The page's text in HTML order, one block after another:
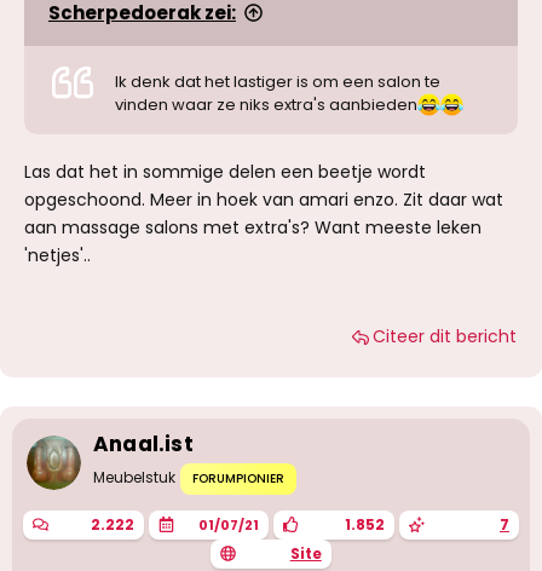
Scherpedoerak zei:
Ik denk dat het lastiger is om een salon te
vinden waar ze niks extra's aanbieden
Las dat het in sommige delen een beetje wordt
opgeschoond. Meer in hoek van amari enzo. Zit daar wat
aan massage salons met extra's? Want meeste leken
'netjes'..
Citeer dit bericht
Anaal.ist
Meubelstuk FORUMPIONIER
2.222 01/07/21 1.852
7
Site